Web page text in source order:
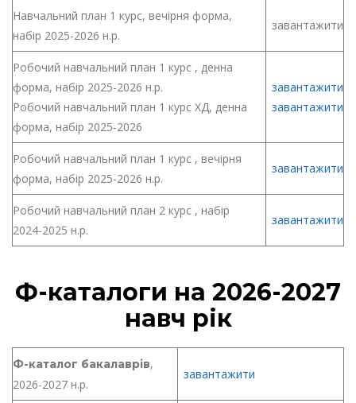
Навчальний план 1 курс, вечірня форма,
набір 2025-2026 н.р.
завантажити
Робочий навчальний план 1 курс , денна
форма, набір 2025-2026 н.р.
Робочий навчальний план 1 курс ХД, денна
форма, набір 2025-2026
завантажити
завантажити
Робочий навчальний план 1 курс , вечірня
форма, набір 2025-2026 н.р.
завантажити
Робочий навчальний план 2 курс , набір
2024-2025 н.р.
завантажити
Ф-каталоги на 2026-2027
навч рік
Ф-каталог бакалаврів,
2026-2027 н.р.
завантажити